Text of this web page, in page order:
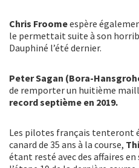
Chris Froomeespère
le permettait suite à son
Dauphiné l’été dernier.
Peter Sagan (Bora-
de remporter un huitième
record septième en 2019.
Les pilotes français tenteront
canard de 35 ans à la course,
étant resté avec des affaires